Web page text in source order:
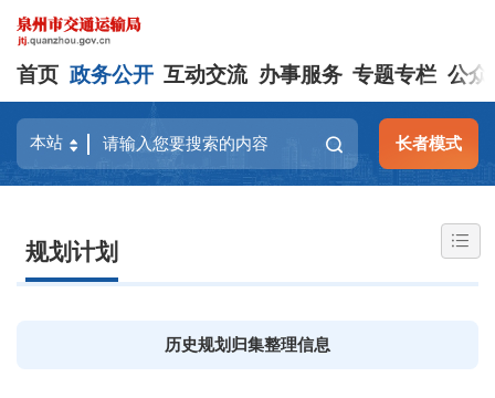
首页 政务公开 互动交流 办事服务 专题专栏 公众
长者模式
规划计划
历史规划归集整理信息